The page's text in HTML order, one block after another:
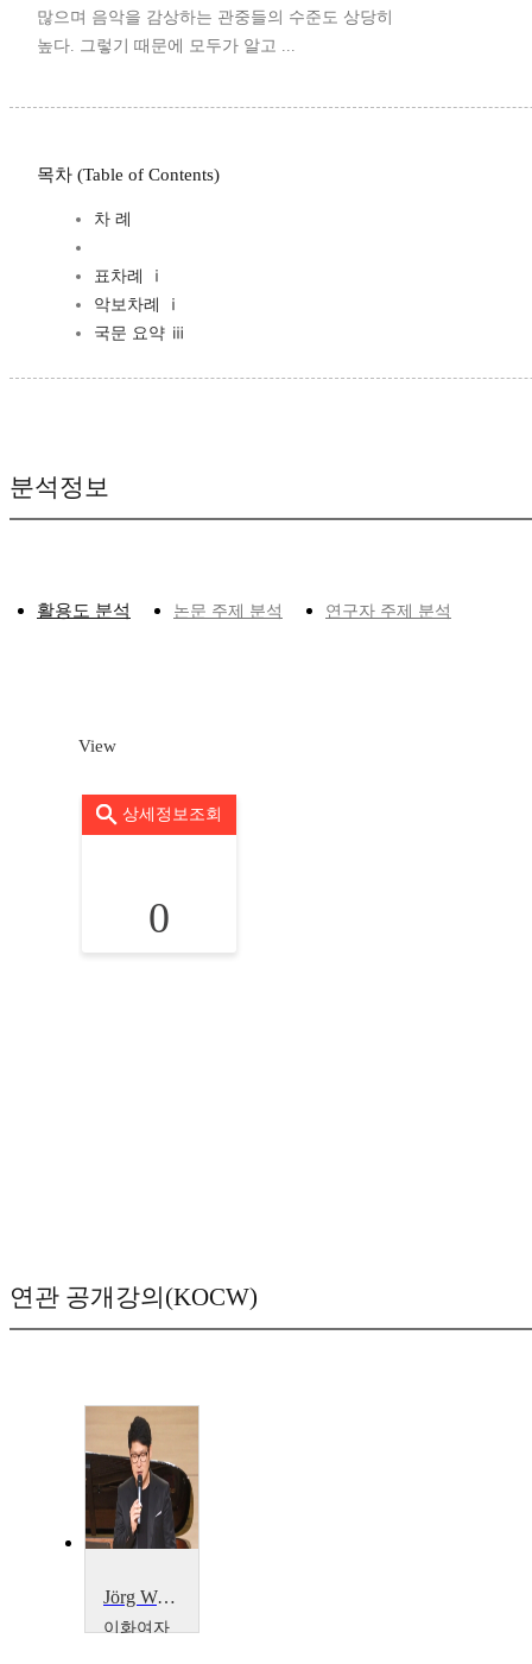
많으며 음악을 감상하는 관중들의 수준도 상당히
높다. 그렇기 때문에 모두가 알고 ...
목차 (Table of Contents)
차 례
표차례 ⅰ
악보차례 ⅰ
국문 요약 ⅲ
분석정보
활용도 분석 논문 주제 분석 연구자 주제 분석
View
상세정보조회
0
연관 공개강의(KOCW)
Jörg Widmann의 작품을 중심으로 살펴본 현대 클라리넷 연주법과 음색
이화여자